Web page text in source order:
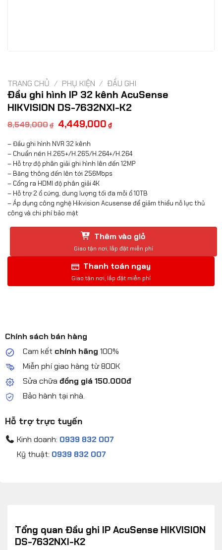
TRANG CHỦ / PHỤ KIỆN / ĐẦU GHI
Đầu ghi hình IP 32 kênh AcuSense
HIKVISION DS-7632NXI-K2
8,549,000₫ Giá
gốc
8,549,000₫.
4,449,000 ₫Giá
hiện
4,449,000₫.
– Đầu ghi hình NVR 32 kênh
– Chuẩn nén H.265+/H.265/H.264+/H.264
– Hỗ trợ độ phân giải ghi hình lên đến 12MP
– Băng thông đến lên tới 256Mbps
– Cổng ra HDMI độ phân giải 4K
– Hỗ trợ 2 ổ cứng, dung lượng tối đa mỗi ổ 10TB
– Áp dụng công nghệ Hikvision Acusense để giảm thiểu nỗ lực thủ
công và chi phí bảo mật
Thêm vào giỏ
Thanh toán ngay
Chính sách bán hàng
Cam kết chính hãng 100%
Miễn phí giao hàng từ 800K
Sửa chữa đồng giá 150.000đ
Bảo hành tại nhà.
Hỗ trợ trực tuyến
Kinh doanh: 0939 832 007
Kỹ thuật: 0939 832 007
Tổng quan Đầu ghi IP AcuSense HIKVISION
DS-7632NXI-K2